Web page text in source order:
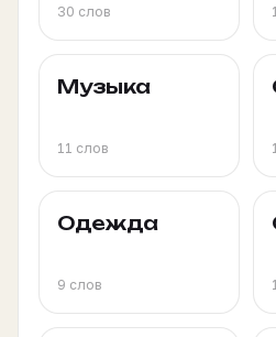
30 слов
Музыка
11 слов
Одежда
9 слов